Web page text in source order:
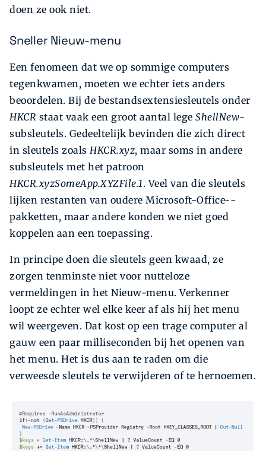
doen ze ook niet.
Sneller Nieuw-menu
Een fenomeen dat we op sommige computers
tegenkwamen, moeten we echter iets anders
beoordelen. Bij de bestandsextensiesleutels onder
HKCR staat vaak een groot aantal lege ShellNew-
subsleutels. Gedeeltelijk bevinden die zich direct
in sleutels zoals HKCR.xyz, maar soms in andere
subsleutels met het patroon
HKCR.xyzSomeApp.XYZFile.1. Veel van die sleutels
lijken restanten van oudere Microsoft-Office-­
pakketten, maar andere konden we niet goed
koppelen aan een toepassing.
In principe doen die sleutels geen kwaad, ze
zorgen tenminste niet voor nutteloze
vermeldingen in het Nieuw-menu. Verkenner
loopt ze echter wel elke keer af als hij het menu
wil weergeven. Dat kost op een trage computer al
gauw een paar milliseconden bij het openen van
het menu. Het is dus aan te raden om die
verweesde sleutels te verwijderen of te hernoemen.